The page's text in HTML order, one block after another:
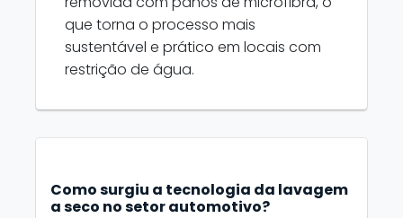
que torna o processo mais
sustentável e prático em locais com
restrição de água.
Como surgiu a tecnologia da lavagem
a seco no setor automotivo?